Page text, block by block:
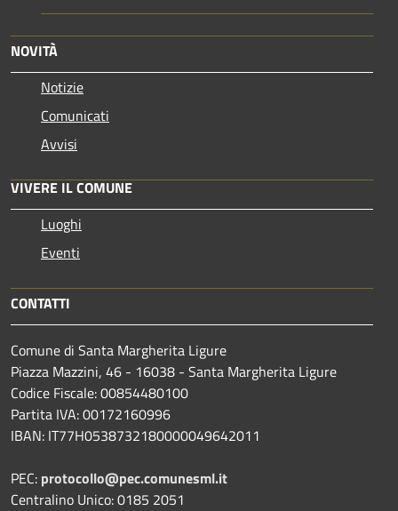
NOVITÀ
Notizie
Comunicati
Avvisi
VIVERE IL COMUNE
Luoghi
Eventi
CONTATTI
Comune di Santa Margherita Ligure
Piazza Mazzini, 46 - 16038 - Santa Margherita Ligure
Codice Fiscale: 00854480100
Partita IVA: 00172160996
IBAN: IT77H0538732180000049642011
PEC: protocollo@pec.comunesml.it
Centralino Unico: 0185 2051